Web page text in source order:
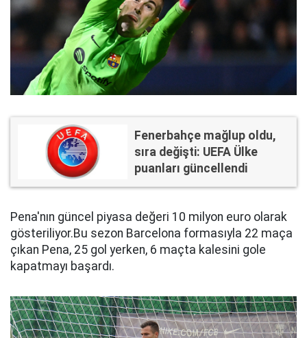
Fenerbahçe mağlup oldu,
sıra değişti: UEFA Ülke
puanları güncellendi
Pena'nın güncel piyasa değeri 10 milyon euro olarak
gösteriliyor.Bu sezon Barcelona formasıyla 22 maça
çıkan Pena, 25 gol yerken, 6 maçta kalesini gole
kapatmayı başardı.